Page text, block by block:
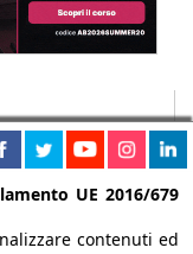
UE 2016/679
contenuti ed